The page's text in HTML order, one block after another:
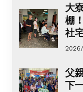
大
棚
社
父
下